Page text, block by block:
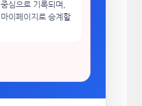
심으로 기록되며,
이페이지로 승계할